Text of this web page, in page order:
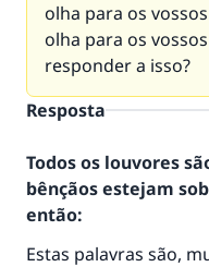
olha para os
olha para os
responder a isso?
Resposta
Todos os louvores
bênçãos estejam
então:
Estas palavras são,